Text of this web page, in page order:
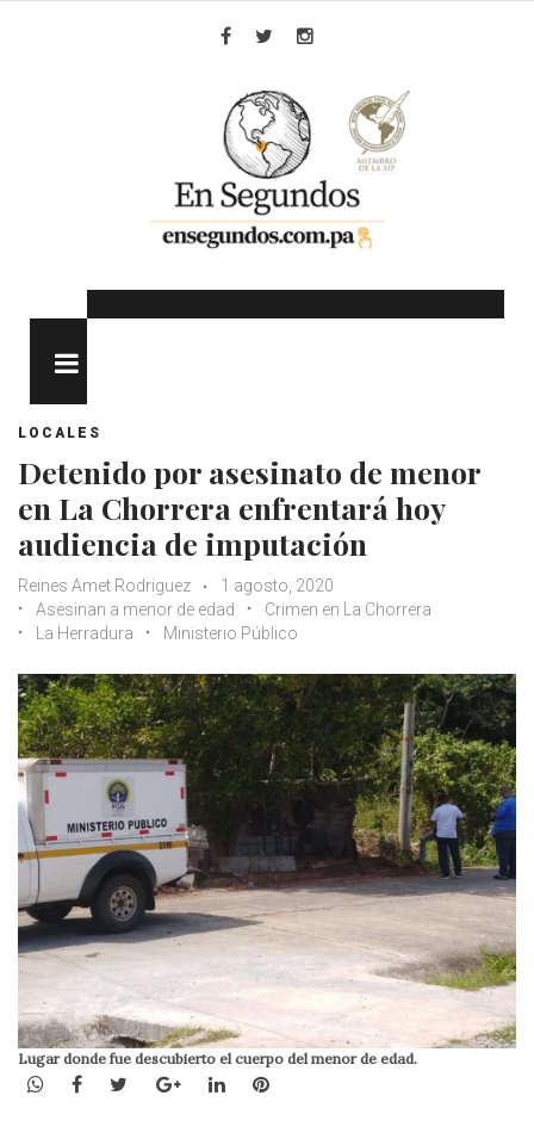
LOCALES
Detenido por asesinato de menor
en La Chorrera enfrentará hoy
audiencia de imputación
Reines Amet Rodriguez
1 agosto, 2020
Asesinan a menor de edad
Crimen en La Chorrera
La Herradura
Ministerio Público
Lugar donde fue descubierto el cuerpo del menor de edad.
WhatsApp
Facebook
TwitterGoogle+LinkedInPinterest